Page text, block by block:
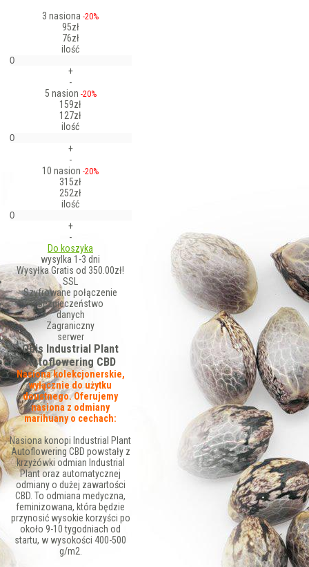
3 nasiona -20%
95zł
76zł
ilość
+
-
5 nasion -20%
159zł
127zł
ilość
+
-
10 nasion -20%
315zł
252zł
ilość
+
-
Do koszyka
wysylka 1-3 dni
Wysyłka Gratis od 350.00zł!
SSL
Szyfrowane połączenie
Bezpieczeństwo
danych
Zagraniczny
serwer
Opis Industrial Plant
Autoflowering CBD
Nasiona kolekcjonerskie,
wyłącznie do użytku
doustnego. Oferujemy
nasiona z odmiany
marihuany o cechach:
Nasiona konopi Industrial Plant
Autoflowering CBD powstały z
krzyżówki odmian Industrial
Plant oraz automatycznej
odmiany o dużej zawartości
CBD. To odmiana medyczna,
feminizowana, która będzie
przynosić wysokie korzyści po
około 9-10 tygodniach od
startu, w wysokości 400-500
g/m2.